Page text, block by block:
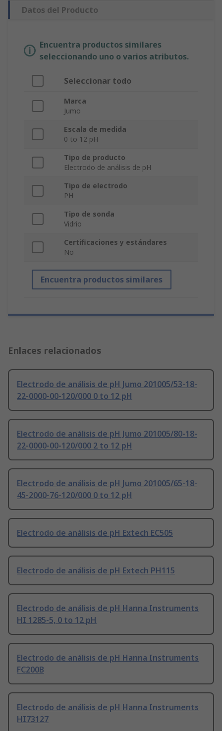
Datos del Producto
Encuentra productos similares
seleccionando uno o varios atributos.
Seleccionar todo
Marca
Jumo
Escala de medida
0 to 12 pH
Tipo de producto
Electrodo de análisis de pH
Tipo de electrodo
PH
Tipo de sonda
Vidrio
Certificaciones y estándares
No
Encuentra productos similares
Enlaces relacionados
Electrodo de análisis de pH Jumo 201005/53-18-
22-0000-00-120/000 0 to 12 pH
Electrodo de análisis de pH Jumo 201005/80-18-
22-0000-00-120/000 2 to 12 pH
Electrodo de análisis de pH Jumo 201005/65-18-
45-2000-76-120/000 0 to 12 pH
Electrodo de análisis de pH Extech EC505
Electrodo de análisis de pH Extech PH115
Electrodo de análisis de pH Hanna Instruments
HI 1285-5, 0 to 12 pH
Electrodo de análisis de pH Hanna Instruments
FC200B
Electrodo de análisis de pH Hanna Instruments
HI73127